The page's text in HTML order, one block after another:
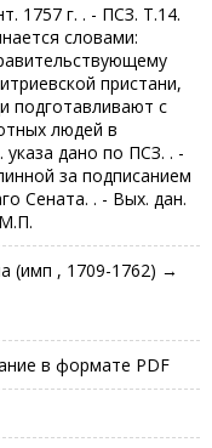
1757 г. . - ПСЗ. Т.14.
словами:
пристани,
подготавливают с
людей в
указа дано по ПСЗ. . -
за подписанием
Сената. . - Вых. дан.
(имп , 1709-1762) →
в формате PDF